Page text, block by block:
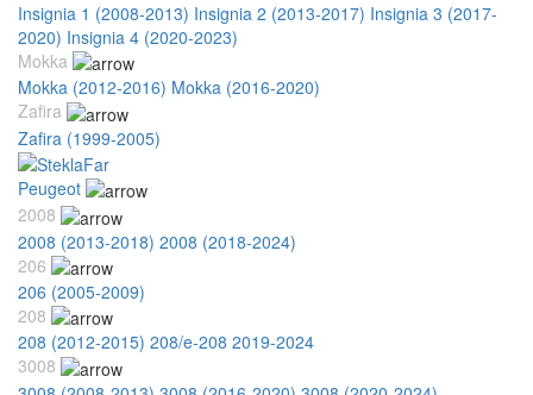
Insignia 1 (2008-2013) Insignia 2 (2013-2017) Insignia 3 (2017-
2020) Insignia 4 (2020-2023)
Mokka
Mokka (2012-2016) Mokka (2016-2020)
Zafira
Zafira (1999-2005)
Peugeot
2008
2008 (2013-2018) 2008 (2018-2024)
206
206 (2005-2009)
208
208 (2012-2015) 208/e-208 2019-2024
3008